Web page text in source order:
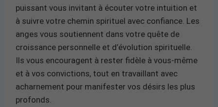
puissant vous invitant à écouter votre intuition et
à suivre votre chemin spirituel avec confiance. Les
anges vous soutiennent dans votre quête de
croissance personnelle et d’évolution spirituelle.
Ils vous encouragent à rester fidèle à vous-même
et à vos convictions, tout en travaillant avec
acharnement pour manifester vos désirs les plus
profonds.